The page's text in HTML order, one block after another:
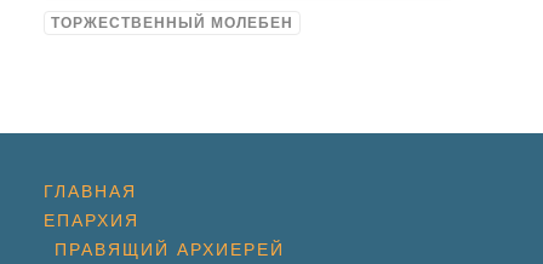
ТОРЖЕСТВЕННЫЙ МОЛЕБЕН
ГЛАВНАЯ
ЕПАРХИЯ
ПРАВЯЩИЙ АРХИЕРЕЙ